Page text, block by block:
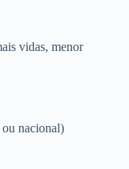
vidas, menor
nacional)